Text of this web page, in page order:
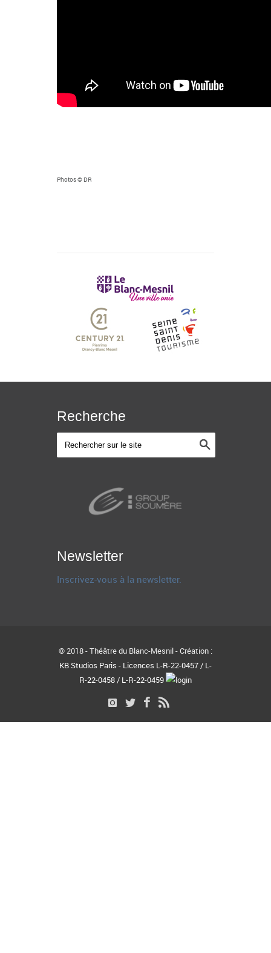
Photos © DR
Recherche
Newsletter
Inscrivez-vous à la newsletter.
© 2018 - Théâtre du Blanc-Mesnil - Création :
KB Studios Paris - Licences L-R-22-0457 / L-
R-22-0458 / L-R-22-0459